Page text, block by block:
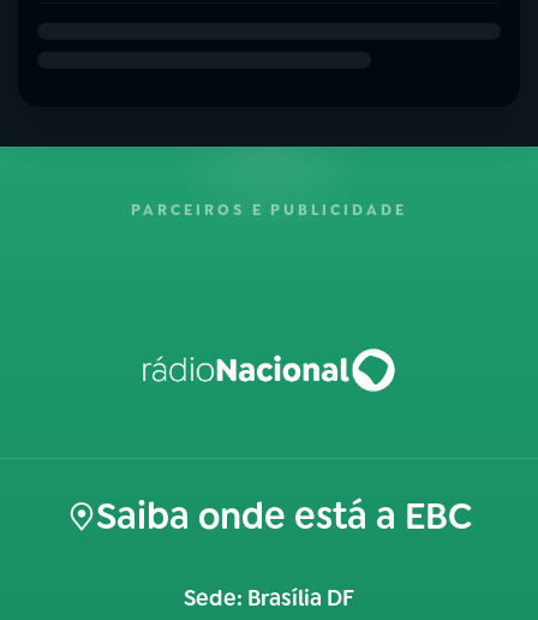
PARCEIROS E PUBLICIDADE
Saiba onde está a EBC
Sede: Brasília DF